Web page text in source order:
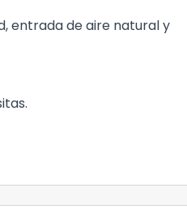
entrada de aire natural y